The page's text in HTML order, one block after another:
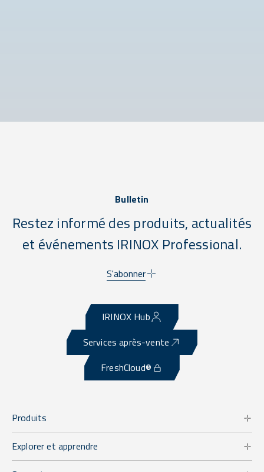
Bulletin
Restez informé des produits, actualités
et événements IRINOX Professional.
S'abonner
IRINOX Hub
Services après-vente
FreshCloud®
Produits
Explorer et apprendre